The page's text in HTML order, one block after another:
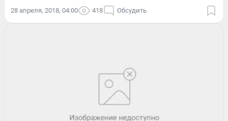
28 апреля, 2018, 04:00 418 Обсудить